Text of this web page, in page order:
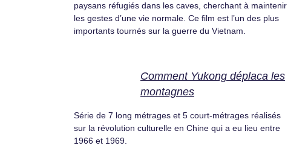
paysans réfugiés dans les caves, cherchant à maintenir
les gestes d’une vie normale. Ce film est l’un des plus
importants tournés sur la guerre du Vietnam.
Comment Yukong déplaca les
montagnes
Série de 7 long métrages et 5 court-métrages réalisés
sur la révolution culturelle en Chine qui a eu lieu entre
1966 et 1969.